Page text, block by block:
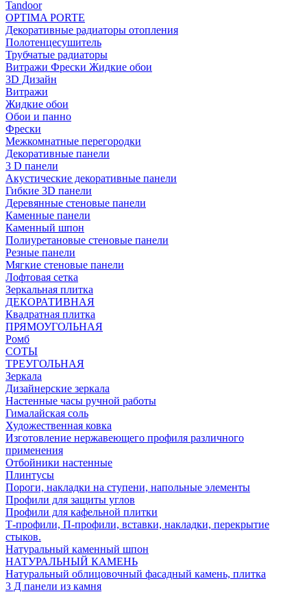
Tandoor
OPTIMA PORTE
Декоративные радиаторы отопления
Полотенцесушитель
Трубчатые радиаторы
Витражи Фрески Жидкие обои
3D Дизайн
Витражи
Жидкие обои
Обои и панно
Фрески
Межкомнатные перегородки
Декоративные панели
3 D панели
Акустические декоративные панели
Гибкие 3D панели
Деревянные стеновые панели
Каменные панели
Каменный шпон
Полиуретановые стеновые панели
Резные панели
Мягкие стеновые панели
Лофтовая сетка
Зеркальная плитка
ДЕКОРАТИВНАЯ
Квадратная плитка
ПРЯМОУГОЛЬНАЯ
Ромб
СОТЫ
ТРЕУГОЛЬНАЯ
Зеркала
Дизайнерские зеркала
Настенные часы ручной работы
Гималайская соль
Художественная ковка
Изготовление нержавеющего профиля различного
применения
Отбойники настенные
Плинтусы
Пороги, накладки на ступени, напольные элементы
Профили для защиты углов
Профили для кафельной плитки
Т-профили, П-профили, вставки, накладки, перекрытие
стыков.
Натуральный каменный шпон
НАТУРАЛЬНЫЙ КАМЕНЬ
Натуральный облицовочный фасадный камень, плитка
3 Д панели из камня